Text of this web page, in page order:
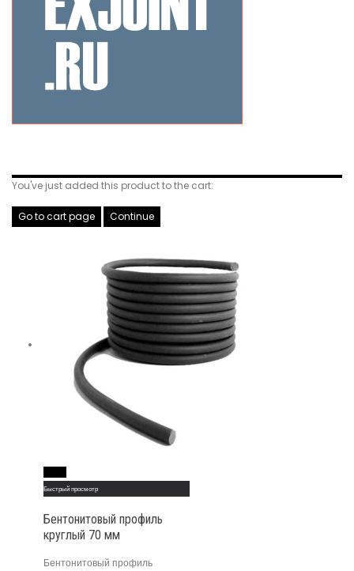
You've just added this product to the cart:
Go to cart page Continue
Быстрый просмотр
Бентонитовый профиль
круглый 70 мм
Бентонитовый профиль